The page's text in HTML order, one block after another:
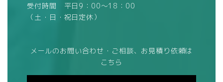
受付時間 平日9：00～18：00
（土・日・祝日定休）
メールのお問い合わせ・ご相談、お見積り依頼は
こちら